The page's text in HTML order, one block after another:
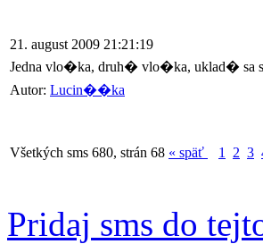
21. august 2009 21:21:19
Jedna vlo�ka, druh� vlo�ka, uklad�
Autor: Lucin��ka
Všetkých sms 680, strán 68 « späť 1 2 3
Pridaj sms do